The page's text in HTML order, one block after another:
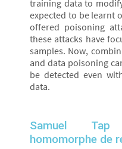
training data to
expected to be learnt
offered poisoning
these attacks have
samples. Now,
and data poisoning
be detected even
data.
Samuel Tap
homomorphe de